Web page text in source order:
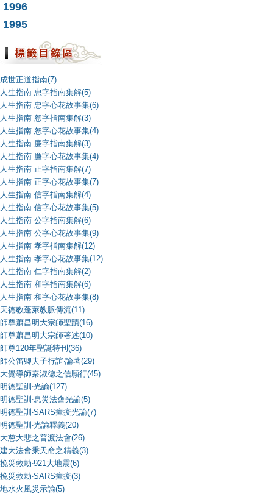
1996
1995
成世正道指南(7)
人生指南 忠字指南集解(5)
人生指南 忠字心花故事集(6)
人生指南 恕字指南集解(3)
人生指南 恕字心花故事集(4)
人生指南 廉字指南集解(3)
人生指南 廉字心花故事集(4)
人生指南 正字指南集解(7)
人生指南 正字心花故事集(7)
人生指南 信字指南集解(4)
人生指南 信字心花故事集(5)
人生指南 公字指南集解(6)
人生指南 公字心花故事集(9)
人生指南 孝字指南集解(12)
人生指南 孝字心花故事集(12)
人生指南 仁字指南集解(2)
人生指南 和字指南集解(6)
人生指南 和字心花故事集(8)
天德教蓬萊教脈傳流(11)
師尊蕭昌明大宗師聖蹟(16)
師尊蕭昌明大宗師著述(10)
師尊120年聖誕特刊(36)
師公笛卿夫子行誼‧論著(29)
大覺導師秦淑德之信願行(45)
明德聖訓‧光諭(127)
明德聖訓‧息災法會光諭(5)
明德聖訓‧SARS瘴疫光諭(7)
明德聖訓‧光諭釋義(20)
大慈大悲之普渡法會(26)
建大法會秉天命之精義(3)
挽災救劫‧921大地震(6)
挽災救劫‧SARS瘴疫(3)
地水火風災示諭(5)